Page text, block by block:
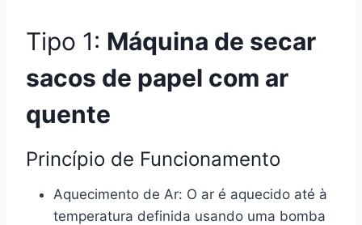
Tipo 1: Máquina de secar
sacos de papel com ar
quente
Princípio de Funcionamento
Aquecimento de Ar: O ar é aquecido até à
temperatura definida usando uma bomba